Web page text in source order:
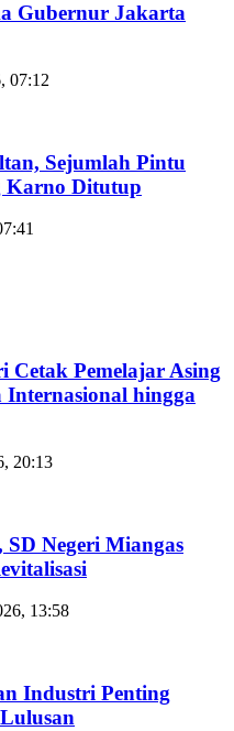
Gubernur Jakarta
07:12
Sejumlah Pintu
Karno Ditutup
Pemelajar Asing
Internasional hingga
20:13
Negeri Miangas
13:58
Industri Penting